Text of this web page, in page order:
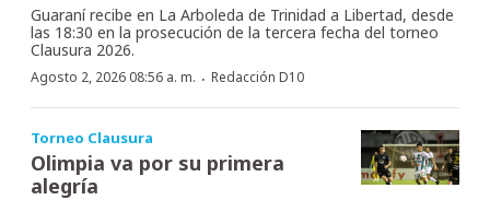
Guaraní recibe en La Arboleda de Trinidad a Libertad, desde
las 18:30 en la prosecución de la tercera fecha del torneo
Clausura 2026.
Agosto 2, 2026 08:56 a. m. · Redacción D10
Torneo Clausura
Olimpia va por su primera
alegría